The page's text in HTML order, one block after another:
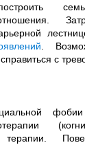
.
с
терапии.